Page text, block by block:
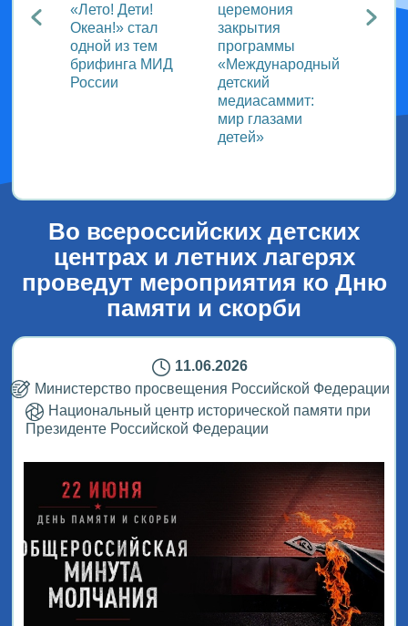
«Лето! Дети!
Океан!» стал
одной из тем
брифинга МИД
России
церемония
закрытия
программы
«Международный
детский
медиасаммит:
мир глазами
детей»
VIII
Во всероссийских детских
центрах и летних лагерях
проведут мероприятия ко Дню
памяти и скорби
11.06.2026
Министерство просвещения Российской Федерации
Национальный центр исторической памяти при
Президенте Российской Федерации